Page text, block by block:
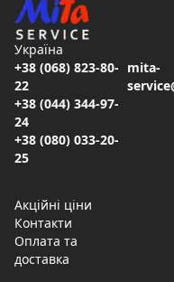
Україна
+38 (068) 823-80-
22
+38 (044) 344-97-
24
+38 (080) 033-20-
25
mita-
Акційні ціни
Контакти
Оплата та
доставка